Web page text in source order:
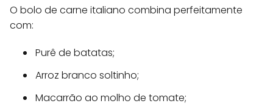
O bolo de carne italiano combina perfeitamente
com:
Purê de batatas;
Arroz branco soltinho;
Macarrão ao molho de tomate;